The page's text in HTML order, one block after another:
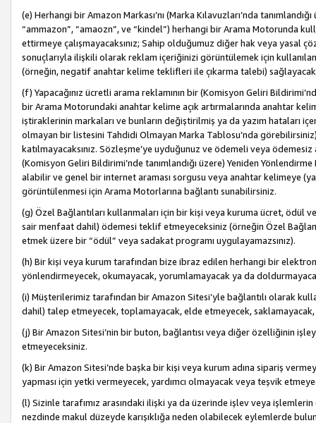
(e) Herhangi bir Amazon Markası’nı (Marka Kılavuzları’nda
“ammazon”, “amaozn”, ve “kindel”) herhangi bir Arama Motorunda
ettirmeye çalışmayacaksınız; Sahip olduğumuz diğer hak veya yasal
sonuçlarıyla ilişkili olarak reklam içeriğinizi görüntülemek için
(örneğin, negatif anahtar kelime teklifleri ile çıkarma talebi)
(f) Yapacağınız ücretli arama reklamının bir (Komisyon Geliri
bir Arama Motorundaki anahtar kelime açık artırmalarında anahtar
iştiraklerinin markaları ve bunların değiştirilmiş ya da yazım hataları
olmayan bir listesini Tahdidi Olmayan Marka Tablosu’nda
katılmayacaksınız. Sözleşme’ye uyduğunuz ve ödemeli veya
(Komisyon Geliri Bildirimi’nde tanımlandığı üzere) Yeniden
alabilir ve genel bir internet araması sorgusu veya anahtar kelimeye
görüntülenmesi için Arama Motorlarına bağlantı sunabilirsiniz.
(g) Özel Bağlantıları kullanmaları için bir kişi veya kuruma ücret, ödül
sair menfaat dahil) ödemesi teklif etmeyeceksiniz (örneğin Özel
etmek üzere bir “ödül” veya sadakat programı uygulayamazsınız).
(h) Bir kişi veya kurum tarafından bize ibraz edilen herhangi bir
yönlendirmeyecek, okumayacak, yorumlamayacak ya da
(i) Müşterilerimiz tarafından bir Amazon Sitesi’yle bağlantılı olarak
dahil) talep etmeyecek, toplamayacak, elde etmeyecek,
(j) Bir Amazon Sitesi’nin bir buton, bağlantısı veya diğer özelliğinin
etmeyeceksiniz.
(k) Bir Amazon Sitesi’nde başka bir kişi veya kurum adına sipariş
yapması için yetki vermeyecek, yardımcı olmayacak veya teşvik
(l) Sizinle tarafımız arasındaki ilişki ya da üzerinde işlev veya
nezdinde makul düzeyde karışıklığa neden olabilecek eylemlerde